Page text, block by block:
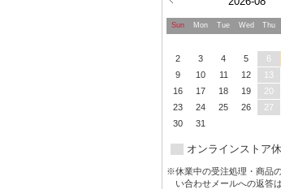
Sun Mon Tue Wed Thu
2
3 4 5 6
9
10 11 12 13
16
17 18 19 20
23
24 25 26 27
30
31
オンラインストア
※休業中の受注処理・商品
い合わせメールへの返答